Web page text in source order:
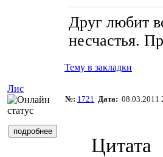
Друг любит
несчастья.
Тему в закладки
Лис
№: 1721 Дата:
Цитата